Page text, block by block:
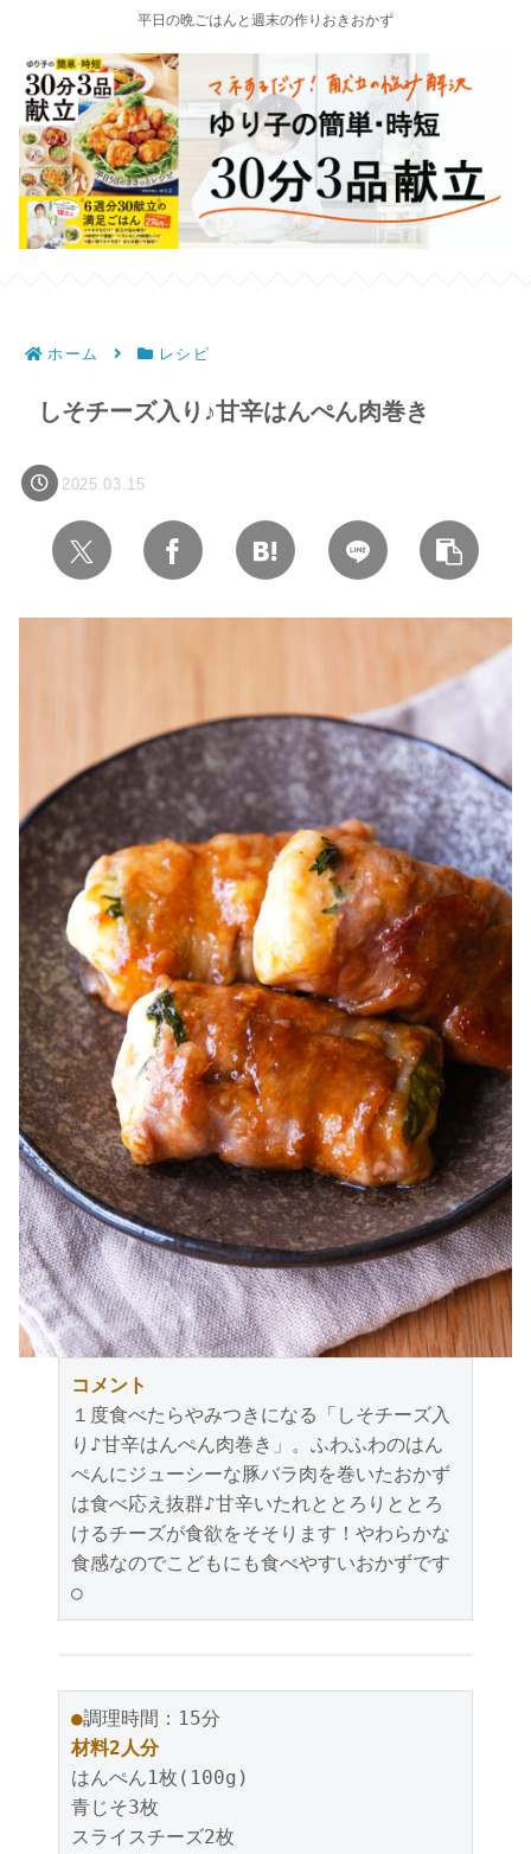
平日の晩ごはんと週末の作りおきおかず
ホーム レシピ
しそチーズ入り♪甘辛はんぺん肉巻き
2025.03.15
コメント
１度食べたらやみつきになる「しそチーズ入
り♪甘辛はんぺん肉巻き」。ふわふわのはん
ぺんにジューシーな豚バラ肉を巻いたおかず
は食べ応え抜群♪甘辛いたれととろりととろ
けるチーズが食欲をそそります！やわらかな
食感なのでこどもにも食べやすいおかずです
○
●調理時間：15分
材料2人分
はんぺん1枚(100g)
青じそ3枚
スライスチーズ2枚